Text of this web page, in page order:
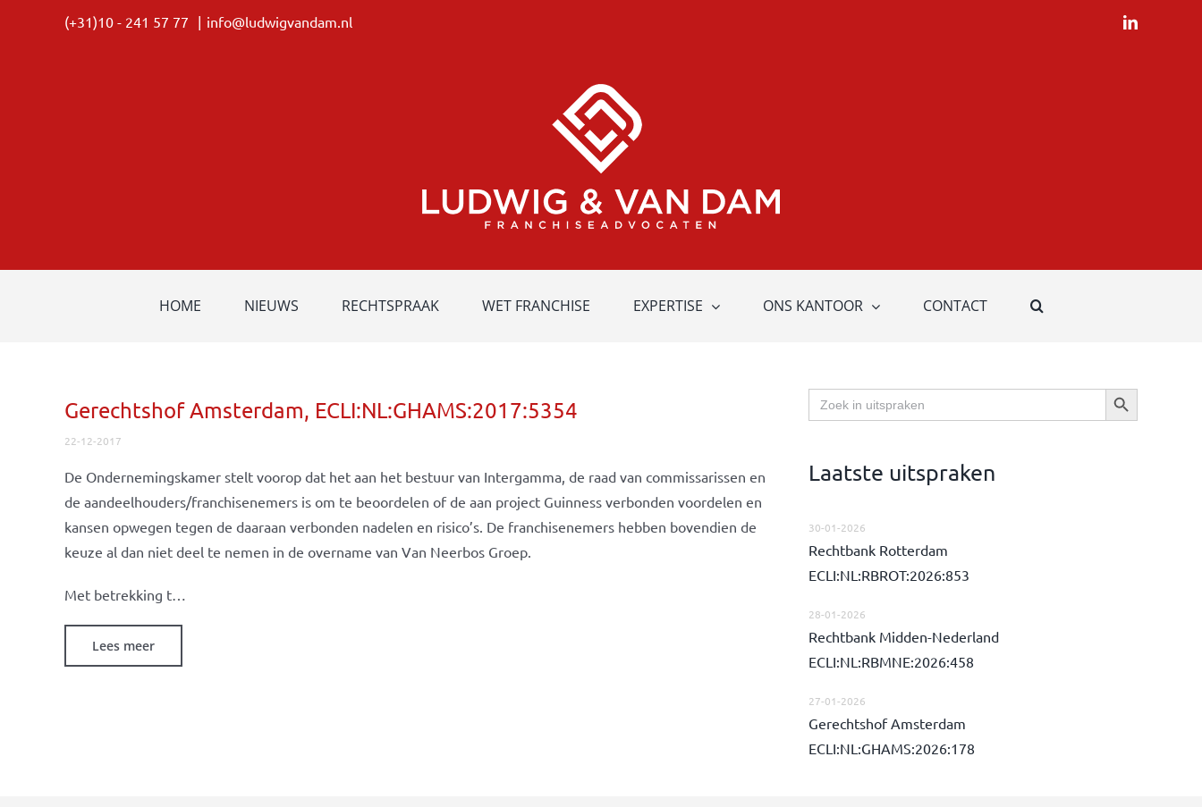
(+31)10 - 241 57 77 | info@ludwigvandam.nl LinkedIn
HOME NIEUWS RECHTSPRAAK WET FRANCHISE EXPERTISE ONS KANTOOR CONTACT
Gerechtshof Amsterdam, ECLI:NL:GHAMS:2017:5354
22-12-2017
De Ondernemingskamer stelt voorop dat het aan het bestuur van Intergamma, de raad van commissarissen en
de aandeelhouders/franchisenemers is om te beoordelen of de aan project Guinness verbonden voordelen en
kansen opwegen tegen de daaraan verbonden nadelen en risico’s. De franchisenemers hebben bovendien de
keuze al dan niet deel te nemen in de overname van Van Neerbos Groep.
Met betrekking t…
Lees meer
Zoek
naar:
Zoekknop
Laatste uitspraken
30-01-2026
Rechtbank Rotterdam
ECLI:NL:RBROT:2026:853
28-01-2026
Rechtbank Midden-Nederland
ECLI:NL:RBMNE:2026:458
27-01-2026
Gerechtshof Amsterdam
ECLI:NL:GHAMS:2026:178